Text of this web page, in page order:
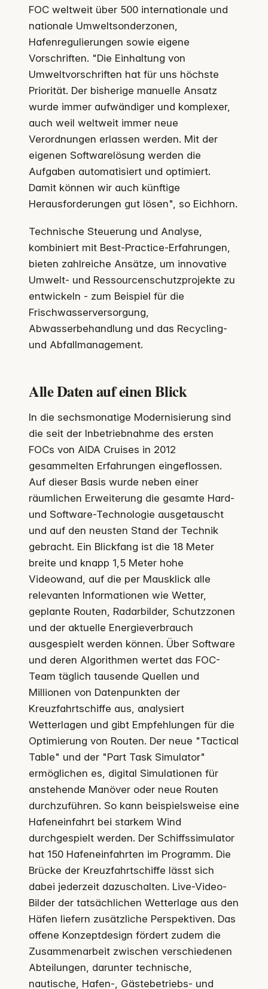
FOC weltweit über 500 internationale und
nationale Umweltsonderzonen,
Hafenregulierungen sowie eigene
Vorschriften. "Die Einhaltung von
Umweltvorschriften hat für uns höchste
Priorität. Der bisherige manuelle Ansatz
wurde immer aufwändiger und komplexer,
auch weil weltweit immer neue
Verordnungen erlassen werden. Mit der
eigenen Softwarelösung werden die
Aufgaben automatisiert und optimiert.
Damit können wir auch künftige
Herausforderungen gut lösen", so Eichhorn.
Technische Steuerung und Analyse,
kombiniert mit Best-Practice-Erfahrungen,
bieten zahlreiche Ansätze, um innovative
Umwelt- und Ressourcenschutzprojekte zu
entwickeln - zum Beispiel für die
Frischwasserversorgung,
Abwasserbehandlung und das Recycling-
und Abfallmanagement.
Alle Daten auf einen Blick
In die sechsmonatige Modernisierung sind
die seit der Inbetriebnahme des ersten
FOCs von AIDA Cruises in 2012
gesammelten Erfahrungen eingeflossen.
Auf dieser Basis wurde neben einer
räumlichen Erweiterung die gesamte Hard-
und Software-Technologie ausgetauscht
und auf den neusten Stand der Technik
gebracht. Ein Blickfang ist die 18 Meter
breite und knapp 1,5 Meter hohe
Videowand, auf die per Mausklick alle
relevanten Informationen wie Wetter,
geplante Routen, Radarbilder, Schutzzonen
und der aktuelle Energieverbrauch
ausgespielt werden können. Über Software
und deren Algorithmen wertet das FOC-
Team täglich tausende Quellen und
Millionen von Datenpunkten der
Kreuzfahrtschiffe aus, analysiert
Wetterlagen und gibt Empfehlungen für die
Optimierung von Routen. Der neue "Tactical
Table" und der "Part Task Simulator"
ermöglichen es, digital Simulationen für
anstehende Manöver oder neue Routen
durchzuführen. So kann beispielsweise eine
Hafeneinfahrt bei starkem Wind
durchgespielt werden. Der Schiffssimulator
hat 150 Hafeneinfahrten im Programm. Die
Brücke der Kreuzfahrtschiffe lässt sich
dabei jederzeit dazuschalten. Live-Video-
Bilder der tatsächlichen Wetterlage aus den
Häfen liefern zusätzliche Perspektiven. Das
offene Konzeptdesign fördert zudem die
Zusammenarbeit zwischen verschiedenen
Abteilungen, darunter technische,
nautische, Hafen-, Gästebetriebs- und